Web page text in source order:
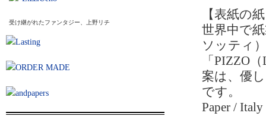
受け継がれたファンタジー、上野リチ
【表紙の
世界中で
ソッティ
「PIZZO
案は、優
です。
Paper / Italy